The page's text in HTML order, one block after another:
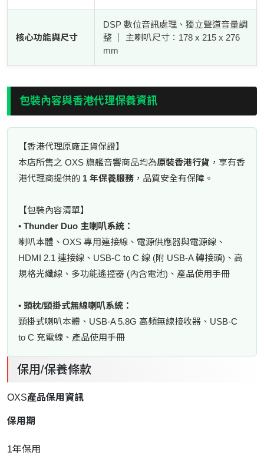
核心功能與尺寸
DSP 數位音訊處理、獨立聲道音量調
整 ｜ 主喇叭尺寸：178 x 215 x 276
mm
包裝內容與香港代理保養資訊
【香港代理原廠正貨保證】
本店所售之 OXS 旗艦音響商品均為原裝香港行貨 ，享有香
港代理商提供的 1 年保養服務 ，品質安全有保障。
【包裝內容清單】
• Thunder Duo 主喇叭系統：
喇叭本體、OXS 專用連接線、電源供應器與電源線、
HDMI 2.1 連接線、USB-C to C 線 (附 USB-A 轉接頭)、高
規格光纖線、多功能遙控器 (內含電池)、產品使用手冊
• 頭枕/頸掛式無線喇叭系統：
頸掛式喇叭本體、USB-A 5.8G 高頻無線接收器、USB-C
to C 充電線、產品使用手冊
保用/保養條款
OXS產品保用資訊
保用期
1年保用